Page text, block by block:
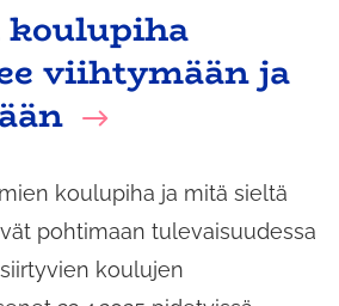
viihtymään ja
koulupiha ja mitä sieltä
pohtimaan tulevaisuudessa
koulujen